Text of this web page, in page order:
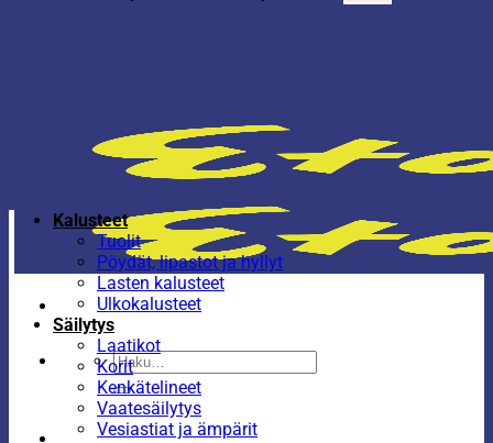
Etsi:
Kalusteet
Tuolit
Pöydät, lipastot ja hyllyt
Lasten kalusteet
Ulkokalusteet
Säilytys
Laatikot
Korit
Kenkätelineet
Vaatesäilytys
Vesiastiat ja ämpärit